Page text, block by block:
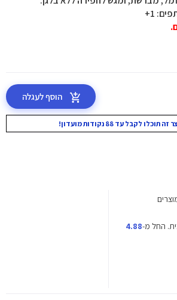
הוסף לעגלה
לקבל עד 88 נקודות מועדון!
החל מ-4.88